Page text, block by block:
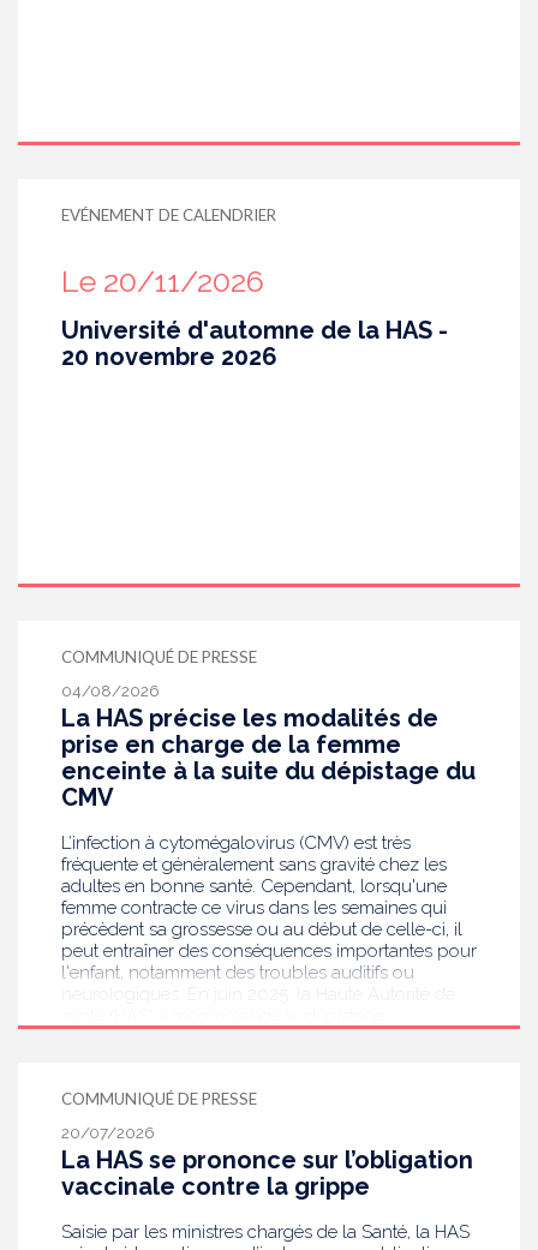
EVÉNEMENT DE CALENDRIER
Le 20/11/2026
Université d'automne de la HAS -
20 novembre 2026
COMMUNIQUÉ DE PRESSE
04/08/2026
La HAS précise les modalités de
prise en charge de la femme
enceinte à la suite du dépistage du
CMV
L’infection à cytomégalovirus (CMV) est très
fréquente et généralement sans gravité chez les
adultes en bonne santé. Cependant, lorsqu'une
femme contracte ce virus dans les semaines qui
précèdent sa grossesse ou au début de celle-ci, il
peut entraîner des conséquences importantes pour
l'enfant, notamment des troubles auditifs ou
publie aujourd’hui des recommandations de
bonnes pratiques pour guider les professionnels
de santé dans la prise en charge des femmes
enceintes à la suite de ce dépistage. Objectif :
réduire les risques de transmission au futur bébé.
COMMUNIQUÉ DE PRESSE
20/07/2026
La HAS se prononce sur l’obligation
vaccinale contre la grippe
Saisie par les ministres chargés de la Santé, la HAS